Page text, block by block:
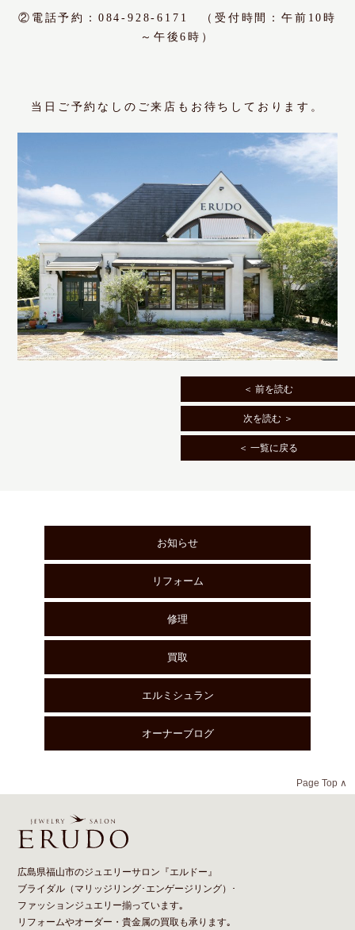
②電話予約：084-928-6171 （ 受付時間：午前10時
～午後6時）
当日ご予約なしのご来店もお待ちしております。
＜ 前を読む
次を読む ＞
＜ 一覧に戻る
お知らせ
リフォーム
修理
買取
エルミシュラン
オーナーブログ
Page Top ∧
広島県福山市のジュエリーサロン『エルドー』
ブライダル（ マリッジリング･ エンゲージリング）･
ファッションジュエリー揃っています｡
リフォームやオーダー ・貴金属の買取も承ります｡